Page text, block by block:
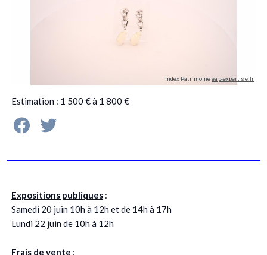
Estimation : 1 500 € à 1 800 €
Expositions publiques:
Samedi 20 juin 10h à 12h et de 14h à 17h
Lundi 22 juin de 10h à 12h
Frais de vente :